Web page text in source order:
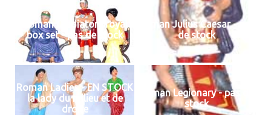
Roman Gladiators royal
box set - pas de stock
Roman Julius Caesar - pas
de stock
Roman Ladies - EN STOCK
la lady du milieu et de
droite
Roman Legionary - pas de
stock